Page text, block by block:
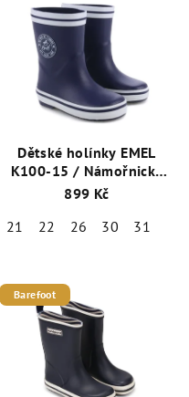
31 32
Dětské holínky EMEL
K100-15 / Námořnická
Modrá
899 Kč
21
22 26 30 31
Barefoot